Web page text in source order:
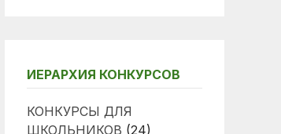
ИЕРАРХИЯ КОНКУРСОВ
КОНКУРСЫ ДЛЯ
ШКОЛЬНИКОВ (24)